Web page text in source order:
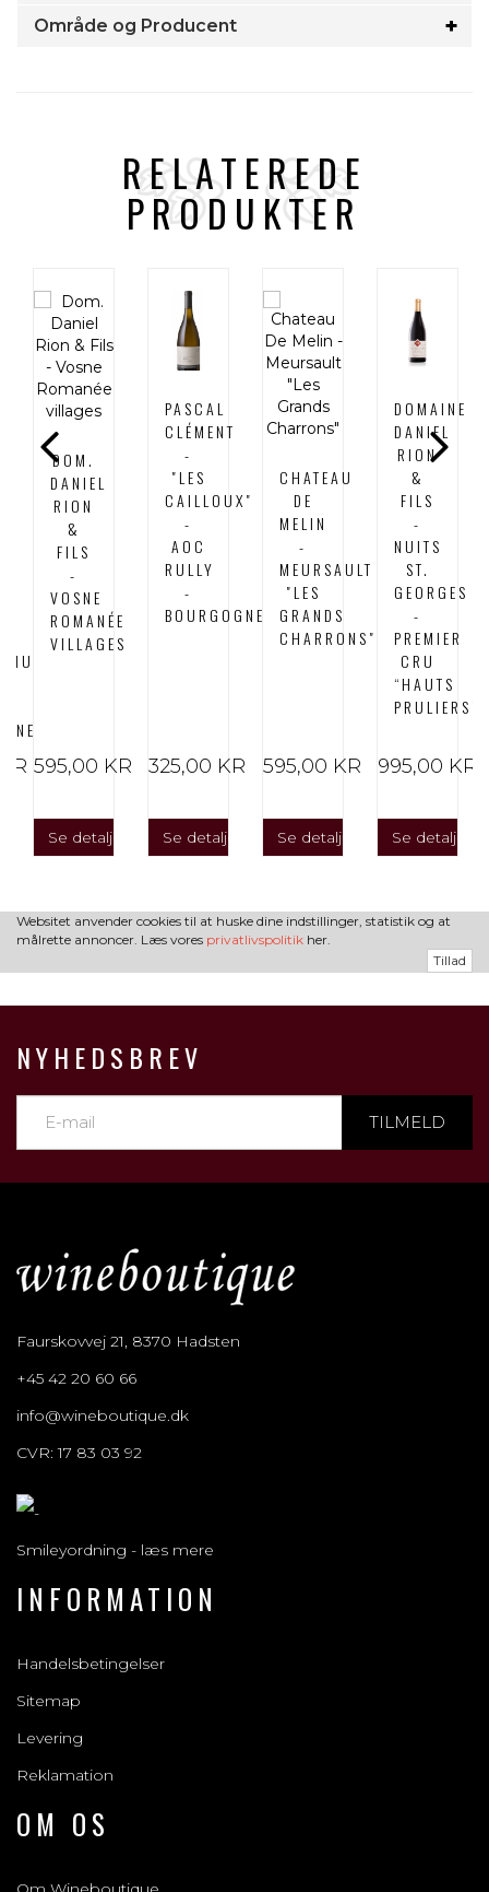
Område og Producent
RELATEREDE
PRODUKTER
DOM.
DANIEL
RION
&
FILS
-
VOSNE
ROMANÉE
VILLAGES
595,00 KR
Se detaljer
PASCAL
CLÉMENT
-
"LES
CAILLOUX"
-
AOC
RULLY
-
BOURGOGNE
325,00 KR
Se detaljer
CHATEAU
DE
MELIN
-
MEURSAULT
"LES
GRANDS
CHARRONS"
595,00 KR
Se detaljer
DOMAINE
DANIEL
RION
&
FILS
-
NUITS
ST.
GEORGES
-
PREMIER
CRU
“HAUTS
PRULIERS”
995,00 KR
Se detaljer
Websitet anvender cookies til at huske dine indstillinger, statistik og at
målrette annoncer. Læs vores privatlivspolitik her.
Tillad
NYHEDSBREV
TILMELD
Faurskovvej 21, 8370 Hadsten
+45 42 20 60 66
info@wineboutique.dk
CVR: 17 83 03 92
Smileyordning - læs mere
INFORMATION
Handelsbetingelser
Sitemap
Levering
Reklamation
OM OS